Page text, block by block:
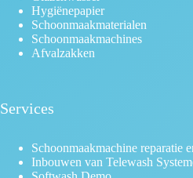
Hygiënepapier
Schoonmaakmaterialen
Schoonmaakmachines
Afvalzakken
Services
Schoonmaakmachine reparatie
Inbouwen van Telewash